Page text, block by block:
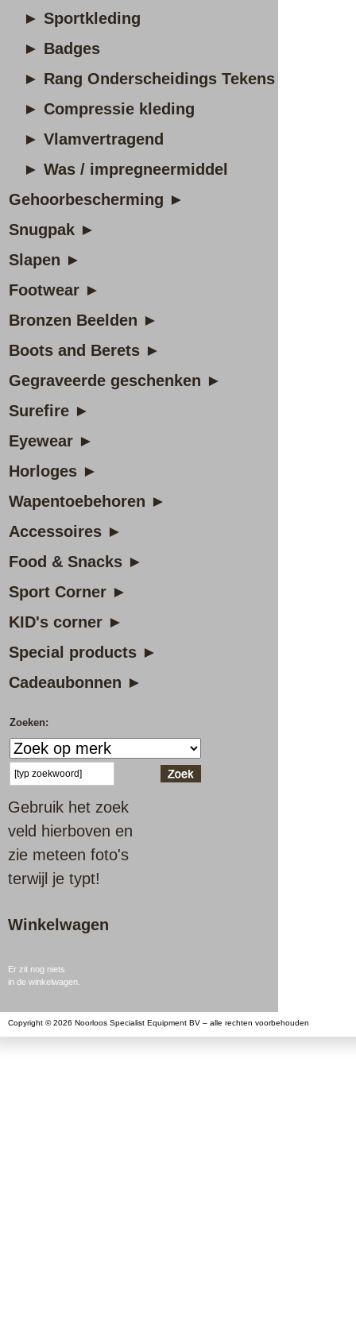
► Sportkleding
► Badges
► Rang Onderscheidings Tekens
► Compressie kleding
► Vlamvertragend
► Was / impregneermiddel
Gehoorbescherming ►
Snugpak ►
Slapen ►
Footwear ►
Bronzen Beelden ►
Boots and Berets ►
Gegraveerde geschenken ►
Surefire ►
Eyewear ►
Horloges ►
Wapentoebehoren ►
Accessoires ►
Food & Snacks ►
Sport Corner ►
KID's corner ►
Special products ►
Cadeaubonnen ►
Zoeken:
Gebruik het zoek
veld hierboven en
zie meteen foto's
terwijl je typt!
Winkelwagen
Er zit nog niets
in de winkelwagen.
Copyright © 2026 Noorloos Specialist Equipment BV – alle rechten voorbehouden